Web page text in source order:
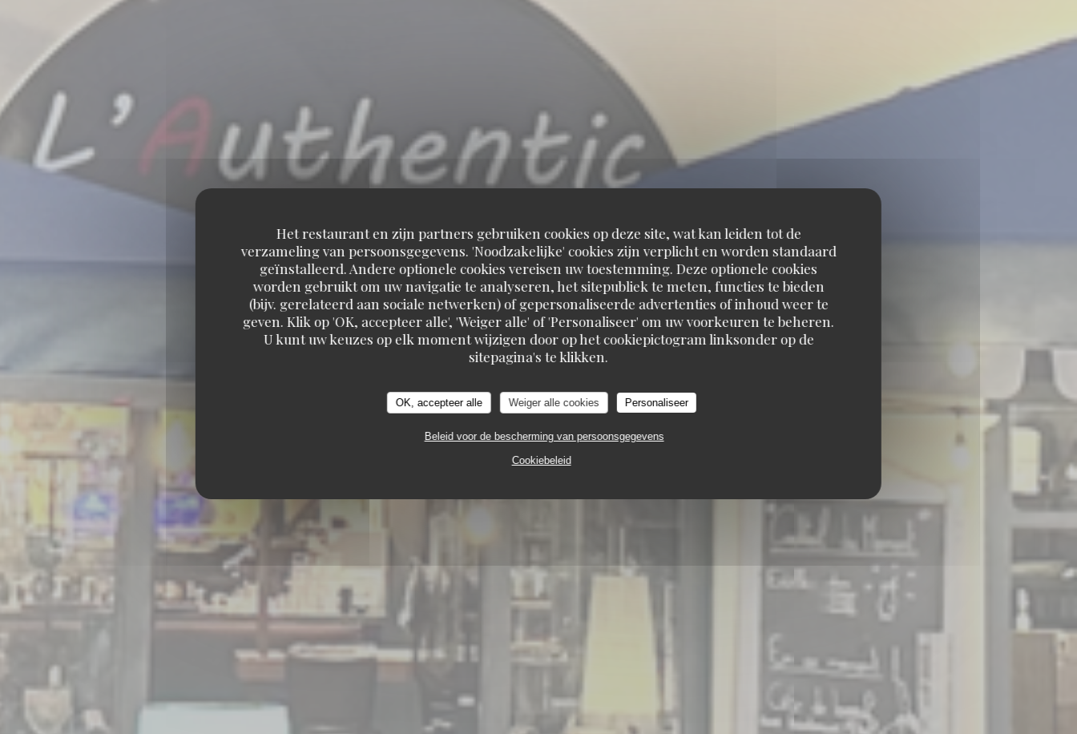
Het restaurant en zijn partners gebruiken cookies op deze site, wat kan leiden tot de
verzameling van persoonsgegevens. 'Noodzakelijke' cookies zijn verplicht en worden standaard
geïnstalleerd. Andere optionele cookies vereisen uw toestemming. Deze optionele cookies
worden gebruikt om uw navigatie te analyseren, het sitepubliek te meten, functies te bieden
(bijv. gerelateerd aan sociale netwerken) of gepersonaliseerde advertenties of inhoud weer te
geven. Klik op 'OK, accepteer alle', 'Weiger alle' of 'Personaliseer' om uw voorkeuren te beheren.
U kunt uw keuzes op elk moment wijzigen door op het cookiepictogram linksonder op de
sitepagina's te klikken.
OK, accepteer alle Weiger alle cookies Personaliseer
Beleid voor de bescherming van persoonsgegevens
Cookiebeleid